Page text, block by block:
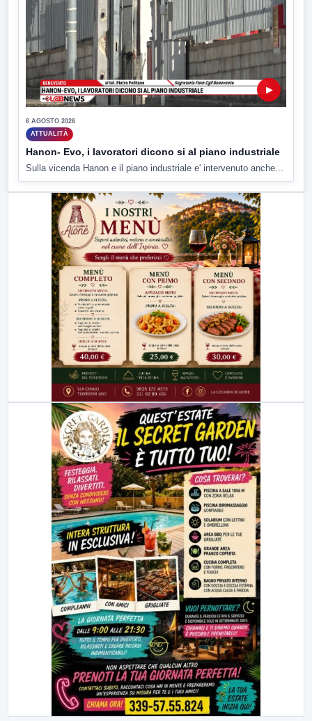
▶
6 AGOSTO 2026
ATTUALITÀ
Hanon- Evo, i lavoratori dicono si al piano industriale
Sulla vicenda Hanon e il piano industriale e' intervenuto anche...